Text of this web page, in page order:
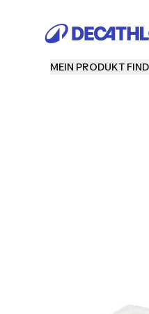
MEIN PRODUKT